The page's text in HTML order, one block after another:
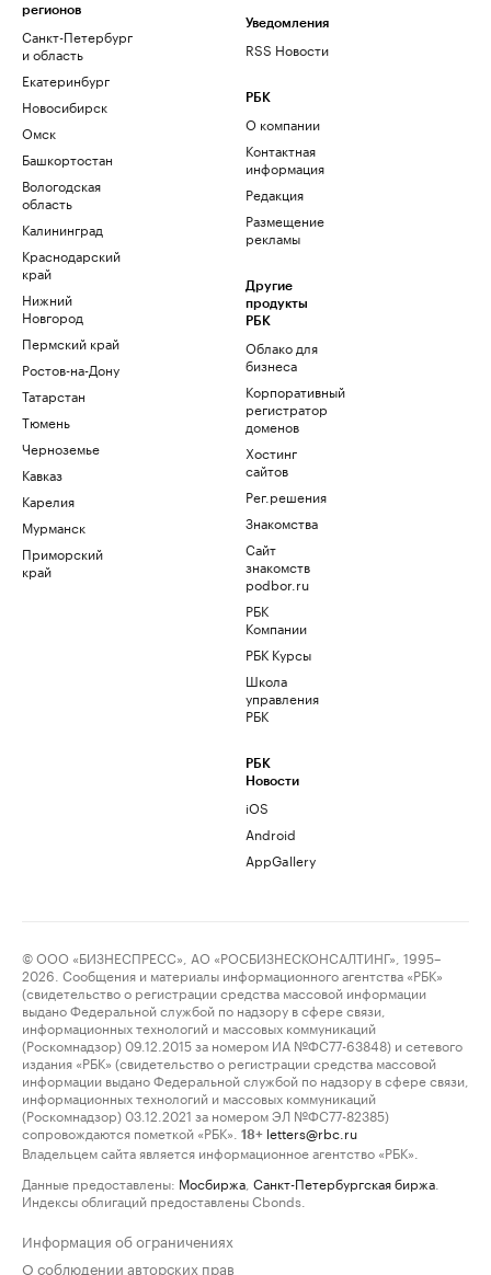
регионов
Санкт-Петербург
и область
Екатеринбург
Новосибирск
Омск
Башкортостан
Вологодская
область
Калининград
Краснодарский
край
Нижний
Новгород
Пермский край
Ростов-на-Дону
Татарстан
Тюмень
Черноземье
Кавказ
Карелия
Мурманск
Приморский
край
Уведомления
RSS Новости
РБК
О компании
Контактная
информация
Редакция
Размещение
рекламы
Другие
продукты
РБК
Облако для
бизнеса
Корпоративный
регистратор
доменов
Хостинг
сайтов
Рег.решения
Знакомства
Сайт
знакомств
podbor.ru
РБК
Компании
РБК Курсы
Школа
управления
РБК
РБК
Новости
iOS
Android
AppGallery
© ООО «БИЗНЕСПРЕСС», АО «РОСБИЗНЕСКОНСАЛТИНГ», 1995–
2026. Сообщения и материалы информационного агентства «РБК»
(свидетельство о регистрации средства массовой информации
выдано Федеральной службой по надзору в сфере связи,
информационных технологий и массовых коммуникаций
(Роскомнадзор) 09.12.2015 за номером ИА №ФС77-63848) и сетевого
издания «РБК» (свидетельство о регистрации средства массовой
информации выдано Федеральной службой по надзору в сфере связи,
информационных технологий и массовых коммуникаций
(Роскомнадзор) 03.12.2021 за номером ЭЛ №ФС77-82385)
сопровождаются пометкой «РБК».
18+ letters@rbc.ru
Владельцем сайта является информационное агентство «РБК».
Данные предоставлены: Мосбиржа Санкт-Петербургская биржа
Индексы облигаций предоставлены Cbonds.
Информация об ограничениях
О соблюдении авторских прав